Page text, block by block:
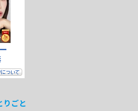
りごと